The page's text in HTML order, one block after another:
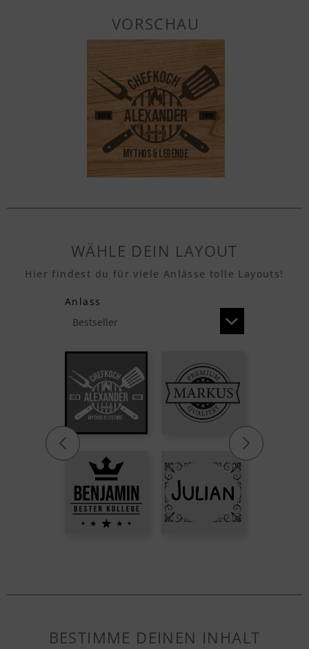
VORSCHAU
WÄHLE DEIN LAYOUT
Hier findest du für viele Anlässe tolle Layouts!
Anlass
BESTIMME DEINEN INHALT